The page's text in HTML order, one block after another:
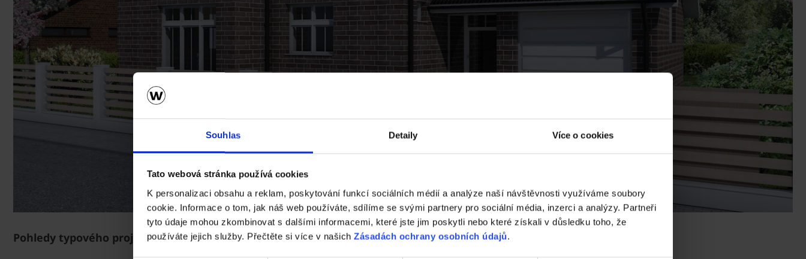
Souhlas Detaily Více o cookies
Tato webová stránka používá cookies
K personalizaci obsahu a reklam, poskytování funkcí sociálních médií a analýze naší návštěvnosti využíváme soubory
cookie. Informace o tom, jak náš web používáte, sdílíme se svými partnery pro sociální média, inzerci a analýzy. Partneři
tyto údaje mohou zkombinovat s dalšími informacemi, které jste jim poskytli nebo které získali v důsledku toho, že
používáte jejich služby. Přečtěte si více v našich Zásadách ochrany osobních údajů.
Pohledy typového projektu ELSA I TREND